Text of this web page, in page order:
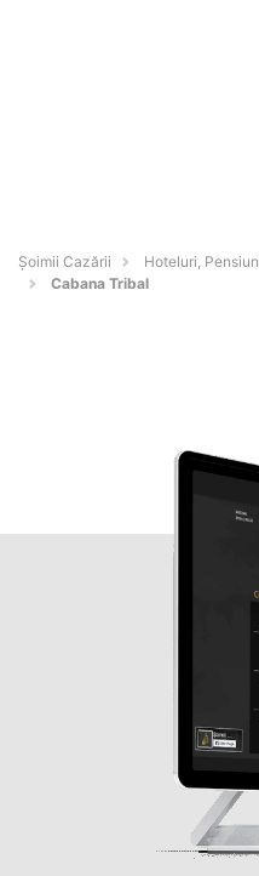
Șoimii Cazării
Hoteluri,
Cabana Tribal